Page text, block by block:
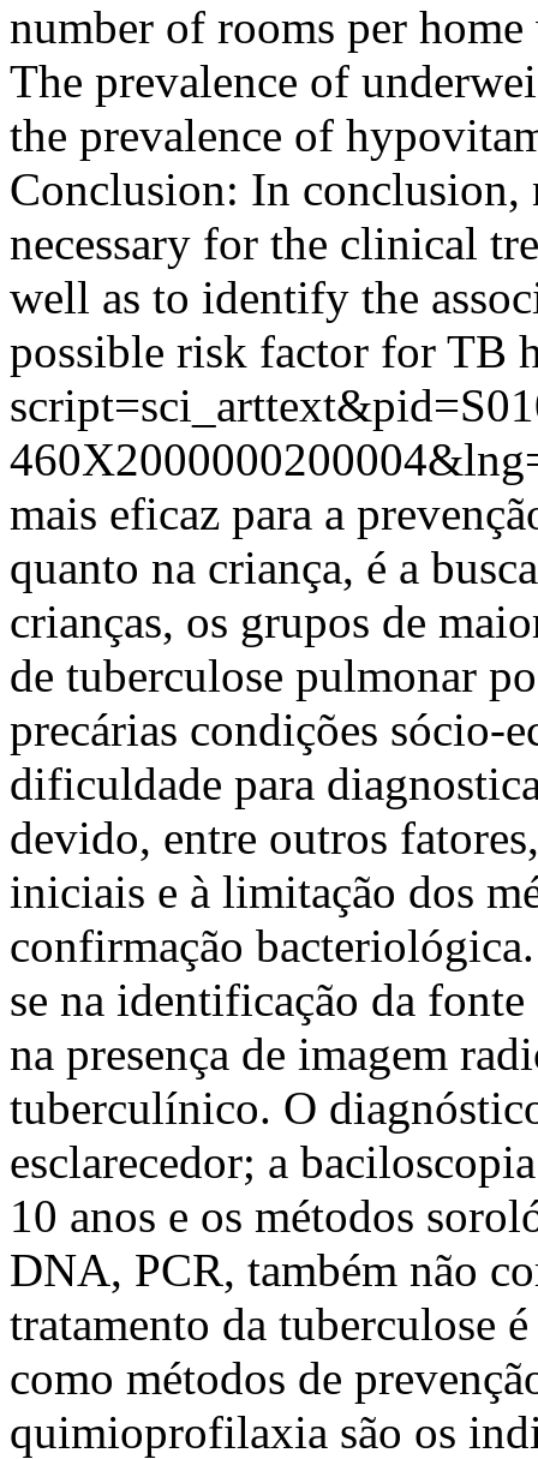
number of rooms per
The prevalence of
the prevalence of
Conclusion: In
necessary for the clinical
well as to identify the
possible risk factor for TB
mais eficaz para a
quanto na criança, é a
crianças, os grupos de
de tuberculose pulmonar
precárias condições sócio-
dificuldade para
devido, entre outros
iniciais e à limitação dos
confirmação
se na identificação da
na presença de imagem
tuberculínico. O
esclarecedor; a
10 anos e os métodos
DNA, PCR, também não
tratamento da tuberculose
como métodos de
quimioprofilaxia são os